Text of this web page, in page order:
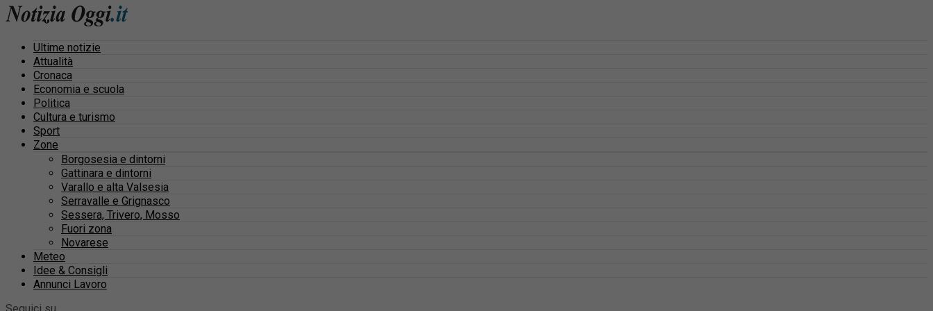
Ultime notizie
Attualità
Cronaca
Economia e scuola
Politica
Cultura e turismo
Sport
Zone
Borgosesia e dintorni
Gattinara e dintorni
Varallo e alta Valsesia
Serravalle e Grignasco
Sessera, Trivero, Mosso
Fuori zona
Novarese
Meteo
Idee & Consigli
Annunci Lavoro